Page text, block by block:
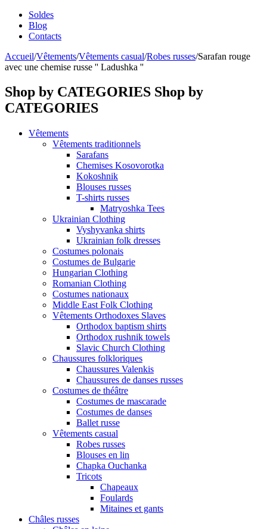
Soldes
Blog
Contacts
Accueil/Vêtements/Vêtements casual/Robes russes/Sarafan rouge
avec une chemise russe '' Ladushka ''
Shop by CATEGORIES Shop by
CATEGORIES
Vêtements
Vêtements traditionnels
Sarafans
Chemises Kosovorotka
Kokoshnik
Blouses russes
T-shirts russes
Matryoshka Tees
Ukrainian Clothing
Vyshyvanka shirts
Ukrainian folk dresses
Costumes polonais
Costumes de Bulgarie
Hungarian Clothing
Romanian Clothing
Costumes nationaux
Middle East Folk Clothing
Vêtements Orthodoxes Slaves
Orthodox baptism shirts
Orthodox rushnik towels
Slavic Church Clothing
Chaussures folkloriques
Chaussures Valenkis
Chaussures de danses russes
Costumes de théâtre
Costumes de mascarade
Costumes de danses
Ballet russe
Vêtements casual
Robes russes
Blouses en lin
Chapka Ouchanka
Tricots
Chapeaux
Foulards
Mitaines et gants
Châles russes